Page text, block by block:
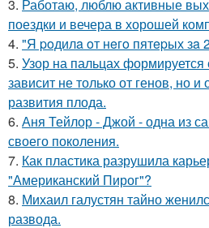
3. Работаю, люблю активные
поездки и вечера в хорошей
4. "Я poдилa oт нeгo пятepых зa
5. Узор на пальцах
зависит не только от генов, но
развития плода.
6. Аня Тейлор - Джой - одна из
своего поколения.
7. Как пластика разрушила
"Американский Пирог"?
8. Михаил галустян тайно
развода.